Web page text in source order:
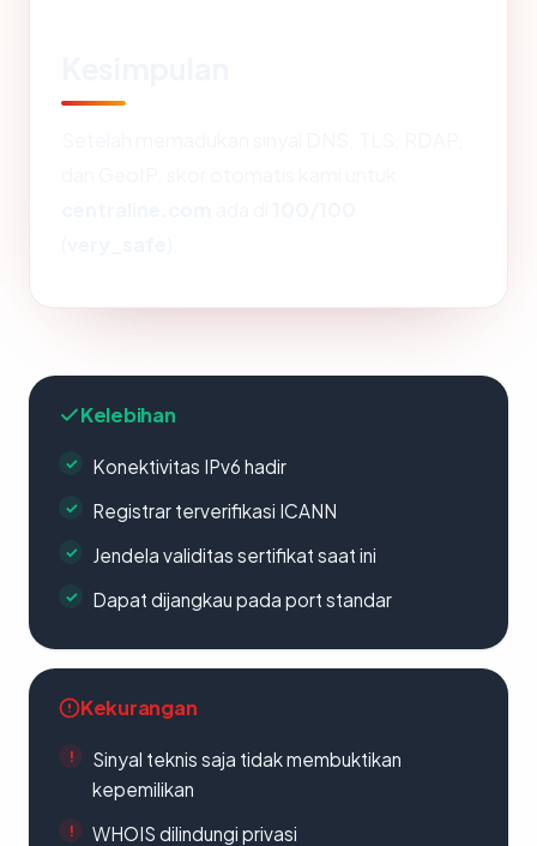
Kelebihan
Konektivitas IPv6 hadir
Registrar terverifikasi ICANN
Jendela validitas sertifikat saat ini
Dapat dijangkau pada port standar
Kekurangan
Sinyal teknis saja tidak membuktikan
kepemilikan
WHOIS dilindungi privasi